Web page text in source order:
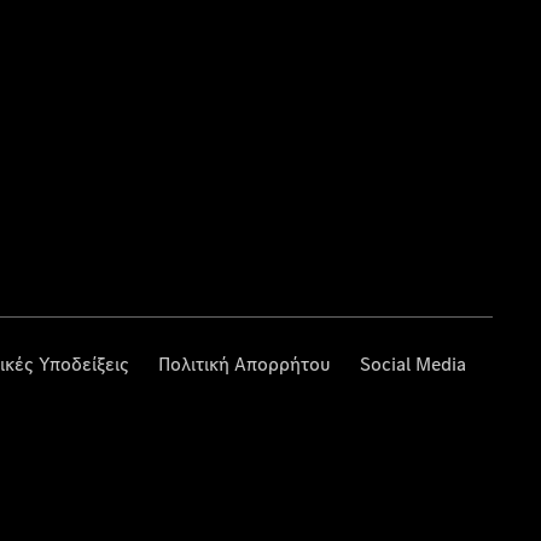
Υποδείξεις Πολιτική Απορρήτου Social Media